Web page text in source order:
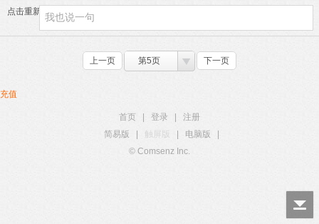
点击重新加载
上一页 第5页 下一页
充值
首页 登录
注册
简易版
触屏版 电脑版
© Comsenz Inc.